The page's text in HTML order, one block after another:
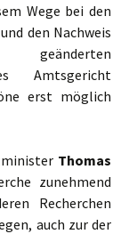
Wege bei den
den Nachweis
Amtsgericht
erst möglich
Thomas
zunehmend
Recherchen
auch zur der